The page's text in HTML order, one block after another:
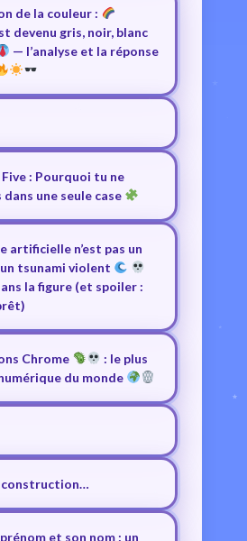
de la couleur :
devenu gris, noir, blanc
— l’analyse et la réponse
Five : Pourquoi tu ne
une seule case
artificielle n’est pas un
tsunami violent
la figure (et spoiler :
Chrome
: le plus
du monde
construction…
et son nom : un